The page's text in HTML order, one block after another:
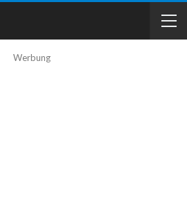
Werbung